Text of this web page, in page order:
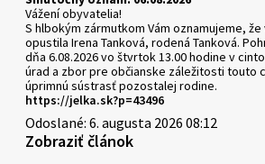
Vážení obyvatelia!
S hlbokým zármutkom Vám oznamujeme,
opustila Irena Tanková, rodená Tanková.
dňa 6.08.2026 vo štvrtok 13.00 hodine v
úrad a zbor pre občianske záležitosti touto
úprimnú sústrasť pozostalej rodine.
https://jelka.sk?p=43496
Odoslané: 6. augusta 2026 08:12
Zobraziť článok